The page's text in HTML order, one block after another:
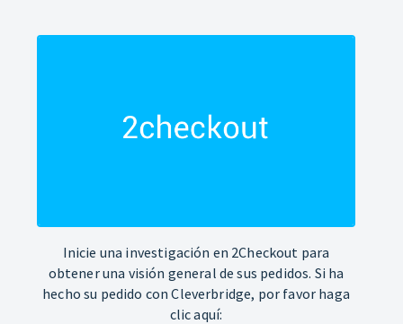
Inicie una investigación en 2Checkout para
obtener una visión general de sus pedidos. Si ha
hecho su pedido con Cleverbridge, por favor haga
clic aquí: